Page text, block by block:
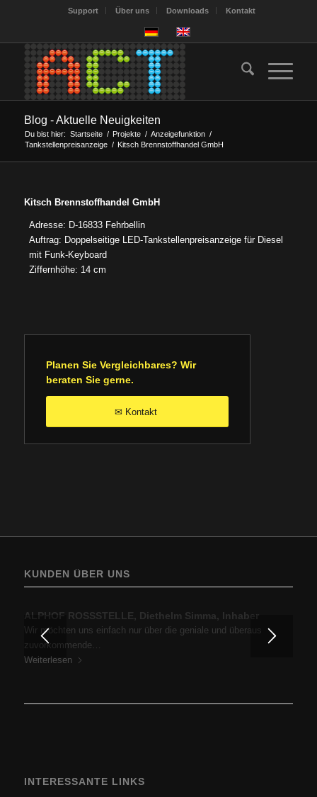
Support Über uns Downloads Kontakt
Blog - Aktuelle Neuigkeiten
Du bist hier: Startseite / Projekte / Anzeigefunktion /
Tankstellenpreisanzeige / Kitsch Brennstoffhandel GmbH
Kitsch Brennstoffhandel GmbH
Adresse: D-16833 Fehrbellin
Auftrag: Doppelseitige LED-Tankstellenpreisanzeige für Diesel
mit Funk-Keyboard
Ziffernhöhe: 14 cm
Planen Sie Vergleichbares? Wir
beraten Sie gerne.
✉ Kontakt
KUNDEN ÜBER UNS
ALPHOF ROSSSTELLE, Diethelm Simma, Inhaber
Wir möchten uns einfach nur über die geniale und überaus
zuvorkommende…
Weiterlesen
BP Europe SE, Zweigniederlassung BP Austria, Ing.
Hartfried Cincera, GF, Prokurist
Ich darf mich in Erinnerung rufen und zu aller erst für die…
Weiterlesen
INTERESSANTE LINKS